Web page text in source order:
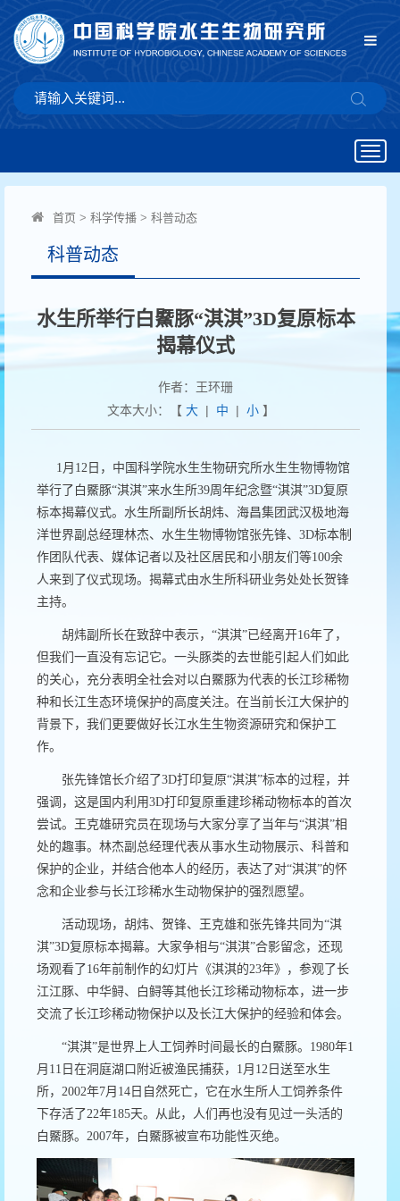
首页 > 科学传播 > 科普动态
科普动态
水生所举行白鱀豚“淇淇”3D复原标本
揭幕仪式
作者：王环珊
文本大小：【 大| 中 | 小】
1月 12 日，中国科学院水生生物研究所水生生物博物馆
举行了白鱀豚“淇淇”来水生所39周年纪念暨“淇淇”3D复原
标本揭幕仪式。水生所副所长胡炜、海昌集团武汉极地海
洋世界副总经理林杰、水生生物博物馆张先锋、 3D标本制
作团队代表、媒体记者以及社区居民和小朋友们等100余
人来到了仪式现场。揭幕式由水生所科研业务处处长贺锋
主持。
胡炜副所长在致辞中表示，“淇淇”已经离开16年了，
但我们一直没有忘记它。一头豚类的去世能引起人们如此
的关心，充分表明全社会对以白鱀豚为代表的长江珍稀物
种和长江生态环境保护的高度关注。在当前长江大保护的
背景下，我们更要做好长江水生生物资源研究和保护工
作。
张先锋馆长介绍了3D打印复原“淇淇”标本的过程，并
强调，这是国内利用3D打印复原重建珍稀动物标本的首次
尝试。王克雄研究员在现场与大家分享了当年与“淇淇”相
处的趣事。林杰副总经理代表从事水生动物展示、科普和
保护的企业，并结合他本人的经历，表达了对“淇淇”的怀
念和企业参与长江珍稀水生动物保护的强烈愿望。
活动现场，胡炜、贺锋、王克雄和张先锋共同为“淇
淇”3D复原标本揭幕。大家争相与“淇淇”合影留念，还现
场观看了 16年前制作的幻灯片《淇淇的23年》，参观了长
江江豚、中华鲟、白鲟等其他长江珍稀动物标本，进一步
交流了长江珍稀动物保护以及长江大保护的经验和体会。
“淇淇”是世界上人工饲养时间最长的白鱀豚。 1980年1
月 11 日在洞庭湖口附近被渔民捕获， 1月 12 日送至水生
所， 2002年7月 14 日自然死亡，它在水生所人工饲养条件
下存活了22年185天。从此，人们再也没有见过一头活的
白鱀豚。 2007年，白鱀豚被宣布功能性灭绝。